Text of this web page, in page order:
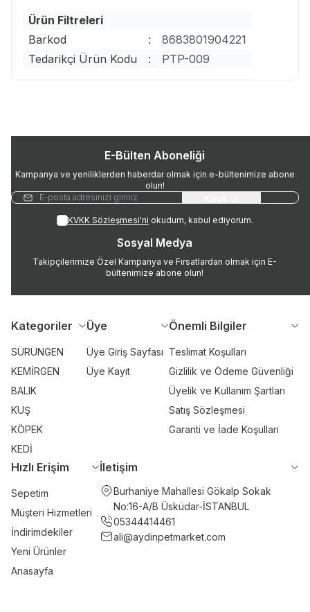
Ürün Filtreleri
Barkod
:
8683801904221
Tedarikçi Ürün Kodu
: PTP-009
E-Bülten Aboneliği
Kampanya ve yeniliklerden haberdar olmak için e-bültenimize abone
olun!
KVKK Sözleşmesi'ni okudum, kabul ediyorum.
Sosyal Medya
Takipçilerimize Özel Kampanya ve Fırsatlardan olmak için E-
bültenimize abone olun!
Kategoriler
SÜRÜNGEN
KEMİRGEN
BALIK
KUŞ
KÖPEK
KEDİ
Üye
Üye Giriş Sayfası
Üye Kayıt
Önemli Bilgiler
Teslimat Koşulları
Gizlilik ve Ödeme Güvenliği
Üyelik ve Kullanım Şartları
Satış Sözleşmesi
Garanti ve İade Koşulları
Hızlı Erişim
Sepetim
Müşteri Hizmetleri
İndirimdekiler
Yeni Ürünler
Anasayfa
İletişim
Burhaniye Mahallesi Gökalp Sokak
No:16-A/B Üsküdar-İSTANBUL
05344414461
ali@aydinpetmarket.com